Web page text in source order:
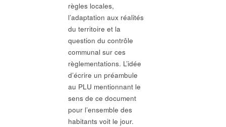
règles locales,
l’adaptation aux réalités
du territoire et la
question du contrôle
communal sur ces
règlementations. L’idée
d’écrire un préambule
au PLU mentionnant le
sens de ce document
pour l’ensemble des
habitants voit le jour.